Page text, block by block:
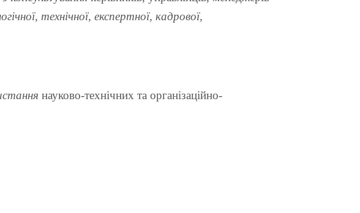
технічної, експертної, кадрової,
науково-технічних та організаційно-